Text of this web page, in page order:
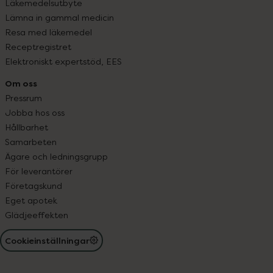
Läkemedelsutbyte
Lämna in gammal medicin
Resa med läkemedel
Receptregistret
Elektroniskt expertstöd, EES
Om oss
Pressrum
Jobba hos oss
Hållbarhet
Samarbeten
Ägare och ledningsgrupp
För leverantörer
Företagskund
Eget apotek
Glädjeeffekten
Cookieinställningar